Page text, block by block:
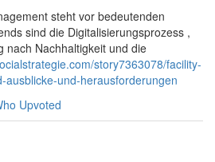
steht vor bedeutenden
sind die Digitalisierungsprozess ,
nach Nachhaltigkeit und die
story7363078/facility-
ausblicke-und-herausforderungen
Upvoted